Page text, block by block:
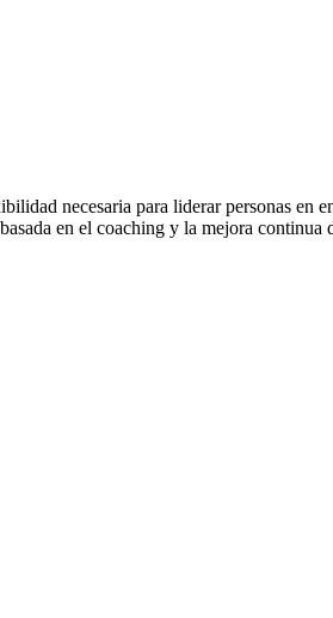
necesaria para liderar personas en
en el coaching y la mejora continua